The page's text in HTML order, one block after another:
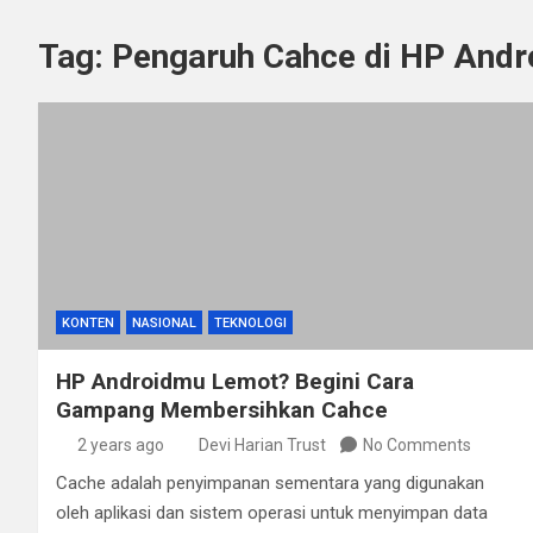
Tag: Pengaruh Cahce di HP
KONTEN NASIONAL TEKNOLOGI
HP Androidmu Lemot? Begini Cara
Gampang Membersihkan Cahce
2 years ago Devi Harian Trust No Comments
Cache adalah penyimpanan sementara yang digunakan
oleh aplikasi dan sistem operasi untuk menyimpan data